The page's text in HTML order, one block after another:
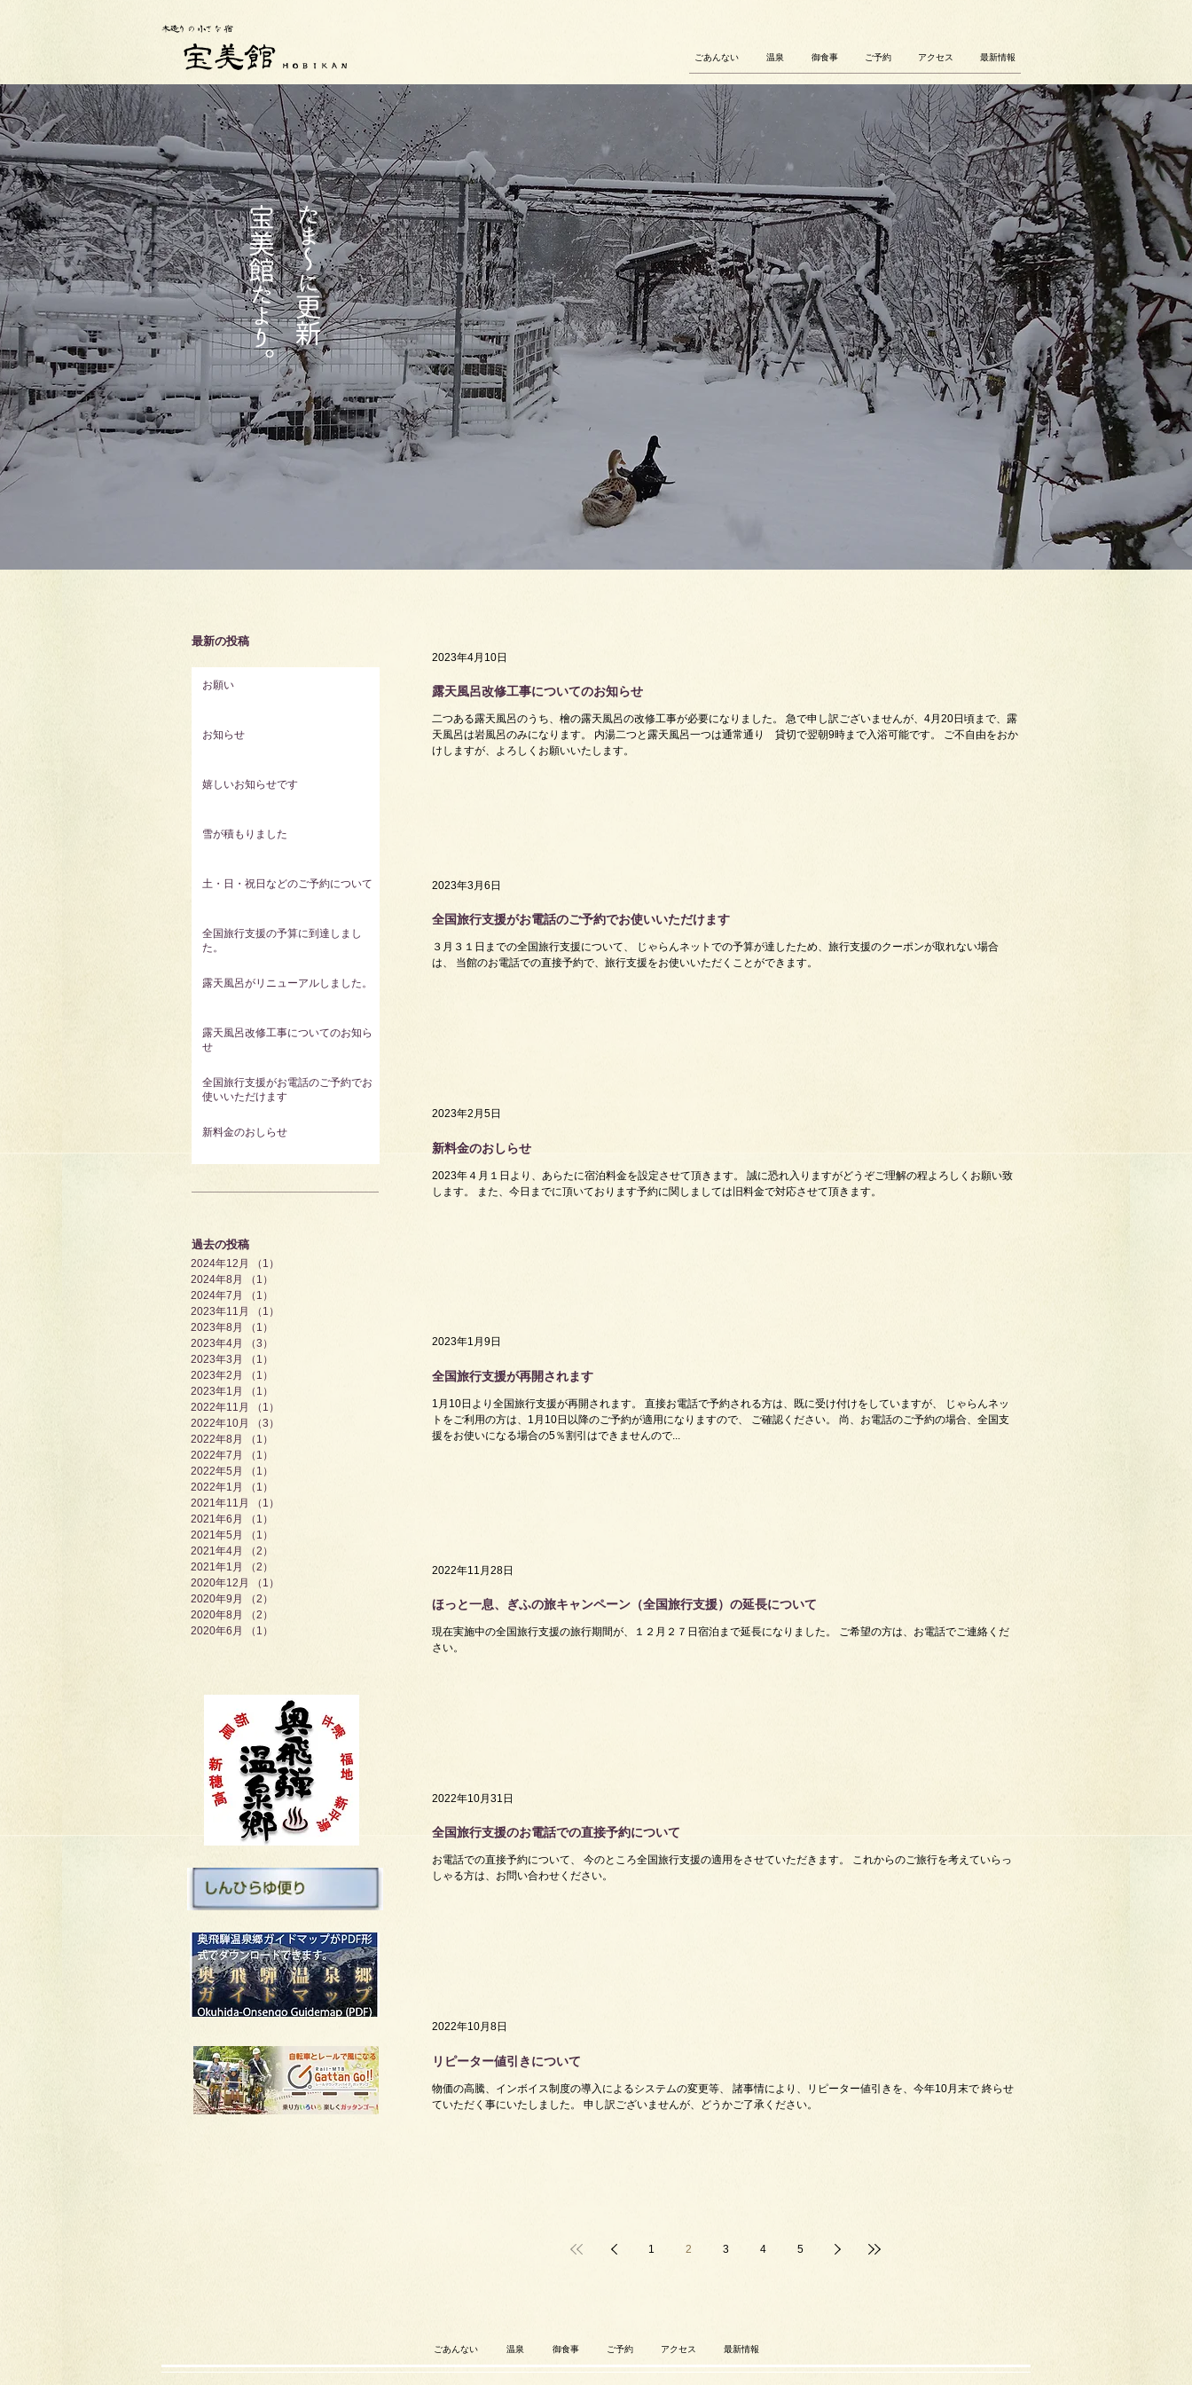
ごあんない 温泉 御食事 ご予約 アクセス 最新情報
最新の投稿
お願い
お知らせ
嬉しいお知らせです
雪が積もりました
土・日・祝日などのご予約について
全国旅行支援の予算に到達しまし
た。
露天風呂がリニューアルしました。
露天風呂改修工事についてのお知ら
せ
全国旅行支援がお電話のご予約でお
使いいただけます
新料金のおしらせ
過去の投稿
2024年12月 （1）
2024年8月
（1）
2024年7月
（1）
2023年11月
（1）
2023年8月
（1）
2023年4月
（3）
2023年3月
（1）
2023年2月
（1）
2023年1月
（1）
2022年11月
（1）
2022年10月
（3）
2022年8月
（1）
2022年7月
（1）
2022年5月
（1）
2022年1月
（1）
2021年11月
（1）
2021年6月
（1）
2021年5月
（1）
2021年4月
（2）
2021年1月
（2）
2020年12月
（1）
2020年9月
（2）
2020年8月
（2）
2020年6月
（1）
露天風呂改修工事についてのお知らせ
二つある露天風呂のうち、檜の露天風呂の改修工事が必要になりました。 急で申し訳ございませんが、4月20日頃まで、露
天風呂は岩風呂のみになります。 内湯二つと露天風呂一つは通常通り 貸切で翌朝9時まで入浴可能です。 ご不自由をおか
けしますが、よろしくお願いいたします。
2023年4月10日
全国旅行支援がお電話のご予約でお使いいただけます
３月３１日までの全国旅行支援について、 じゃらんネットでの予算が達したため、旅行支援のクーポンが取れない場合
は、 当館のお電話での直接予約で、旅行支援をお使いいただくことができます。
2023年3月6日
新料金のおしらせ
2023年４月１日より、あらたに宿泊料金を設定させて頂きます。 誠に恐れ入りますがどうぞご理解の程よろしくお願い致
します。 また、今日までに頂いております予約に関しましては旧料金で対応させて頂きます。
2023年2月5日
全国旅行支援が再開されます
1月10日より全国旅行支援が再開されます。 直接お電話で予約される方は、既に受け付けをしていますが、 じゃらんネッ
トをご利用の方は、1月10日以降のご予約が適用になりますので、 ご確認ください。 尚、お電話のご予約の場合、全国支
援をお使いになる場合の5％割引はできませんので...
2023年1月9日
ほっと一息、ぎふの旅キャンペーン（全国旅行支援）の延長について
現在実施中の全国旅行支援の旅行期間が、１２月２７日宿泊まで延長になりました。 ご希望の方は、お電話でご連絡くだ
さい。
2022年11月28日
全国旅行支援のお電話での直接予約について
お電話での直接予約について、 今のところ全国旅行支援の適用をさせていただきます。 これからのご旅行を考えていらっ
しゃる方は、お問い合わせください。
2022年10月31日
リピーター値引きについて
物価の高騰、インボイス制度の導入によるシステムの変更等、 諸事情により、リピーター値引きを、今年10月末で 終らせ
ていただく事にいたしました。 申し訳ございませんが、どうかご了承ください。
2022年10月8日
1 2 3 4 5
ごあんない 温泉 御食事 ご予約 アクセス 最新情報